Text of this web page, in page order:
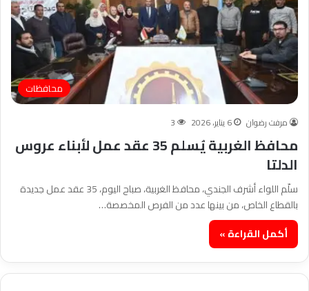
محافظات
مرفت رضوان 6 يناير، 2026 3
محافظ الغربية يُسلم 35 عقد عمل لأبناء عروس
الدلتا
سلّم اللواء أشرف الجندي، محافظ الغربية، صباح اليوم، 35 عقد عمل جديدة
بالقطاع الخاص، من بينها عدد من الفرص المخصصة…
أكمل القراءة »